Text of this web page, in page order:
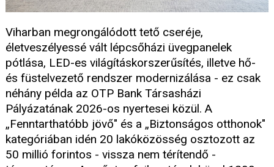
Viharban megrongálódott tető cseréje,
életveszélyessé vált lépcsőházi üvegpanelek
pótlása, LED-es világításkorszerűsítés, illetve hő-
és füstelvezető rendszer modernizálása - ez csak
néhány példa az OTP Bank Társasházi
Pályázatának 2026-os nyertesei közül. A
„Fenntarthatóbb jövő" és a „Biztonságos otthonok"
kategóriában idén 20 lakóközösség osztozott az
50 millió forintos - vissza nem térítendő -